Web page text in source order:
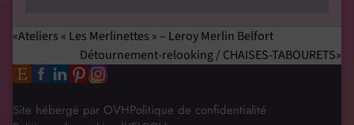
Ateliers « Les Merlinettes » – Leroy Merlin Belfort
Détournement-relooking / CHAISES-TABOURETS
Site hébergé par OVHPolitique de confidentialité